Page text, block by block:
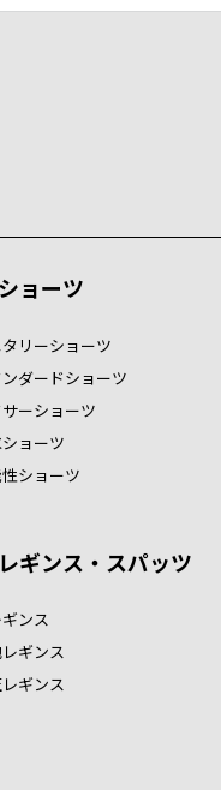
ショーツ
リーショーツ
ダードショーツ
ーショーツ
ョーツ
ショーツ
レギンス・スパッツ
ンス
ギンス
ギンス